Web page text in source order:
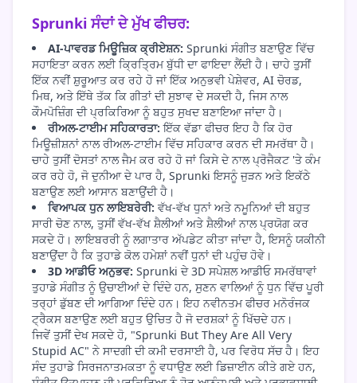
Sprunki ਸੰਦਾਂ ਦੇ ਮੁੱਖ ਫੀਚਰ:
AI-ਪਾਵਰਡ ਮਿਊਜ਼ਿਕ ਕ੍ਰੀਏਸ਼ਨ: Sprunki ਸੰਗੀਤ ਬਣਾਉਣ ਵਿੱਚ
ਸਹਾਇਤਾ ਕਰਨ ਲਈ ਕ੍ਰਿਤ੍ਰਿਮ ਬੁੱਧੀ ਦਾ ਫਾਇਦਾ ਲੈਂਦੀ ਹੈ। ਚਾਹੇ ਤੁਸੀਂ
ਇੱਕ ਨਵੀਂ ਸ਼ੁਰੂਆਤ ਕਰ ਰਹੇ ਹੋ ਜਾਂ ਇੱਕ ਅਨੁਭਵੀ ਪੇਸ਼ੇਵਰ, AI ਚੋਰਡ,
ਮਿਥ, ਅਤੇ ਇੱਥੇ ਤੱਕ ਕਿ ਗੀਤਾਂ ਦੀ ਸੁਝਾਵ ਦੇ ਸਕਦੀ ਹੈ, ਜਿਸ ਨਾਲ
ਕੌਮਪੋਜ਼ਿੰਗ ਦੀ ਪ੍ਰਕਿਰਿਆ ਨੂੰ ਬਹੁਤ ਸੁਖਦ ਬਣਾਇਆ ਜਾਂਦਾ ਹੈ।
ਰੀਅਲ-ਟਾਈਮ ਸਹਿਕਾਰਤਾ: ਇੱਕ ਵੱਡਾ ਫੀਚਰ ਇਹ ਹੈ ਕਿ ਹੋਰ
ਮਿਊਜ਼ੀਸ਼ਨਾਂ ਨਾਲ ਰੀਅਲ-ਟਾਈਮ ਵਿੱਚ ਸਹਿਕਾਰ ਕਰਨ ਦੀ ਸਮਰੱਥਾ ਹੈ।
ਚਾਹੇ ਤੁਸੀਂ ਦੋਸਤਾਂ ਨਾਲ ਜੈਮ ਕਰ ਰਹੇ ਹੋ ਜਾਂ ਕਿਸੇ ਦੇ ਨਾਲ ਪ੍ਰੋਜੈਕਟ 'ਤੇ ਕੰਮ
ਕਰ ਰਹੇ ਹੋ, ਜੋ ਦੁਨੀਆ ਦੇ ਪਾਰ ਹੈ, Sprunki ਇਸਨੂੰ ਜੁੜਨ ਅਤੇ ਇਕੱਠੇ
ਬਣਾਉਣ ਲਈ ਆਸਾਨ ਬਣਾਉਂਦੀ ਹੈ।
ਵਿਆਪਕ ਧੁਨ ਲਾਇਬਰੇਰੀ: ਵੱਖ-ਵੱਖ ਧੁਨਾਂ ਅਤੇ ਨਮੂਨਿਆਂ ਦੀ ਬਹੁਤ
ਸਾਰੀ ਚੋਣ ਨਾਲ, ਤੁਸੀਂ ਵੱਖ-ਵੱਖ ਸ਼ੈਲੀਆਂ ਅਤੇ ਸ਼ੈਲੀਆਂ ਨਾਲ ਪ੍ਰਯੋਗ ਕਰ
ਸਕਦੇ ਹੋ। ਲਾਇਬਰਰੀ ਨੂੰ ਲਗਾਤਾਰ ਅੱਪਡੇਟ ਕੀਤਾ ਜਾਂਦਾ ਹੈ, ਇਸਨੂੰ ਯਕੀਨੀ
ਬਣਾਉਂਦਾ ਹੈ ਕਿ ਤੁਹਾਡੇ ਕੋਲ ਹਮੇਸ਼ਾਂ ਨਵੀਂ ਧੁਨਾਂ ਦੀ ਪਹੁੰਚ ਹੋਵੇ।
3D ਆਡੀਓ ਅਨੁਭਵ: Sprunki ਦੇ 3D ਸਪੇਸ਼ਲ ਆਡੀਓ ਸਮਰੱਥਾਵਾਂ
ਤੁਹਾਡੇ ਸੰਗੀਤ ਨੂੰ ਉਚਾਈਆਂ ਦੇ ਦਿੰਦੇ ਹਨ, ਸੁਣਨ ਵਾਲਿਆਂ ਨੂੰ ਧੁਨ ਵਿੱਚ ਪੂਰੀ
ਤਰ੍ਹਾਂ ਡੁੱਬਣ ਦੀ ਆਗਿਆ ਦਿੰਦੇ ਹਨ। ਇਹ ਨਵੀਨਤਮ ਫੀਚਰ ਮਨੋਰੰਜਕ
ਟ੍ਰੈਕਸ ਬਣਾਉਣ ਲਈ ਬਹੁਤ ਉਚਿਤ ਹੈ ਜੋ ਦਰਸ਼ਕਾਂ ਨੂੰ ਖਿੱਚਦੇ ਹਨ।
ਜਿਵੇਂ ਤੁਸੀਂ ਦੇਖ ਸਕਦੇ ਹੋ, "Sprunki But They Are All Very
Stupid AC" ਨੇ ਸਾਦਗੀ ਦੀ ਕਮੀ ਦਰਸਾਈ ਹੈ, ਪਰ ਵਿਰੋਧ ਸੱਚ ਹੈ। ਇਹ
ਸੰਦ ਤੁਹਾਡੇ ਸਿਰਜਨਾਤਮਕਤਾ ਨੂੰ ਵਧਾਉਣ ਲਈ ਡਿਜ਼ਾਈਨ ਕੀਤੇ ਗਏ ਹਨ,